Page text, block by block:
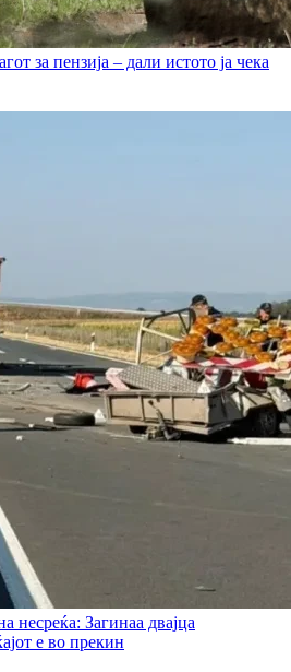
за пензија – дали истото ја чека
несреќа: Загинаа двајца
е во прекин